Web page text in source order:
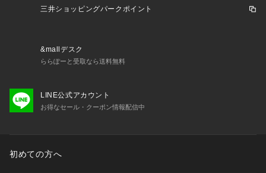
三井ショッピングパークポイント
&mallデスク
ららぽーと受取なら送料無料
LINE公式アカウント
お得なセール・クーポン情報配信中
初めての方へ